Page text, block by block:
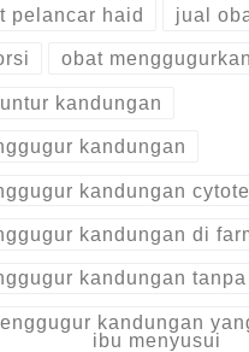
pelancar haid jual
obat
kandungan
kandungan
kandungan
kandungan di
kandungan
kandungan
ibu menyusui